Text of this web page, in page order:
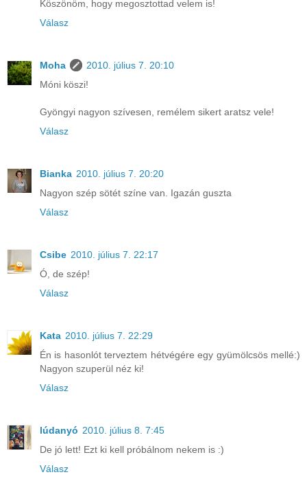
Köszönöm, hogy megosztottad velem is!
Válasz
Moha
2010. július 7. 20:10
Móni köszi!
Gyöngyi nagyon szívesen, remélem sikert aratsz vele!
Válasz
Bianka 2010. július 7. 20:20
Nagyon szép sötét színe van. Igazán guszta
Válasz
Csibe 2010. július 7. 22:17
Ó, de szép!
Válasz
Kata 2010. július 7. 22:29
Én is hasonlót terveztem hétvégére egy gyümölcsös mellé:)
Nagyon szuperül néz ki!
Válasz
lúdanyó 2010. július 8. 7:45
De jó lett! Ezt ki kell próbálnom nekem is :)
Válasz